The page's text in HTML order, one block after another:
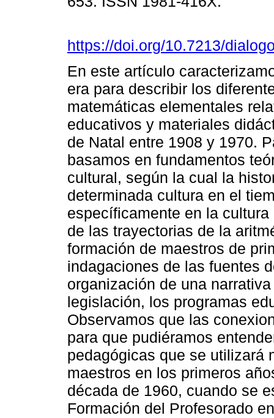
https://doi.org/10.7213/
En este artículo
era para describir los
matemáticas elementales
educativos y materiales
de Natal entre 1908 y 1970.
basamos en fundamentos
cultural, según la cual la
determinada cultura en el
específicamente en la
de las trayectorias de la
formación de maestros de
indagaciones de las fuentes
organización de una
legislación, los programas
Observamos que las
para que pudiéramos
pedagógicas que se utilizará
maestros en los primeros
década de 1960, cuando se
Formación del Profesorado